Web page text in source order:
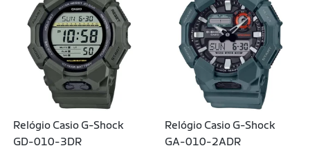
Relógio Casio G-Shock
GD-010-3DR
Relógio Casio G-Shock
GA-010-2ADR